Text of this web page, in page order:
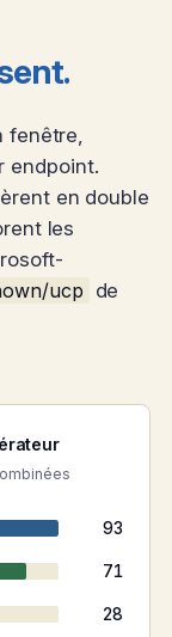
fenêtre,
endpoint.
en double
les
ucp de
93
71
28